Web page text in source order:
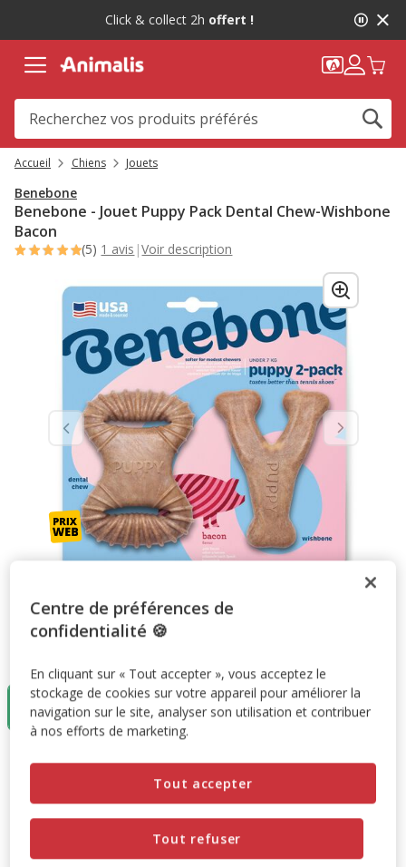
message,
Click & collect 2h offert !
Accueil Chiens Jouets
Benebone
Benebone - Jouet Puppy Pack Dental Chew-Wishbone
Bacon
(5) 1 avis |Voir description
1 unité
15.29€
Promotion disponible
-10% sur votre première commande* avec votre Carte
Prix 15.29€
15.29€
Centre de préférences de
confidentialité 🍪
En cliquant sur « Tout accepter », vous acceptez le
stockage de cookies sur votre appareil pour améliorer la
navigation sur le site, analyser son utilisation et contribuer
à nos efforts de marketing.
Tout refuser
Tout accepter